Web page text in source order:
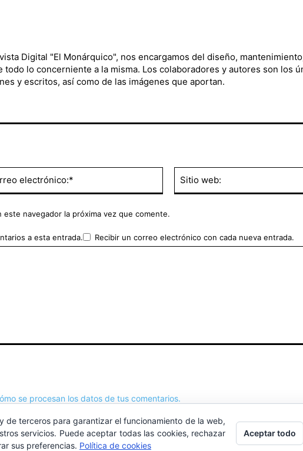
Digital "El Monárquico", nos encargamos del diseño,
lo concerniente a la misma. Los colaboradores y autores son los
y escritos, así como de las imágenes que aportan.
electrónico:*
navegador la próxima vez que comente.
a esta entrada. Recibir un correo electrónico con cada nueva entrada.
se procesan los datos de tus comentarios.
de terceros para garantizar el funcionamiento de la web,
servicios. Puede aceptar todas las cookies, rechazar
sus preferencias. Política de cookies
Aceptar todo